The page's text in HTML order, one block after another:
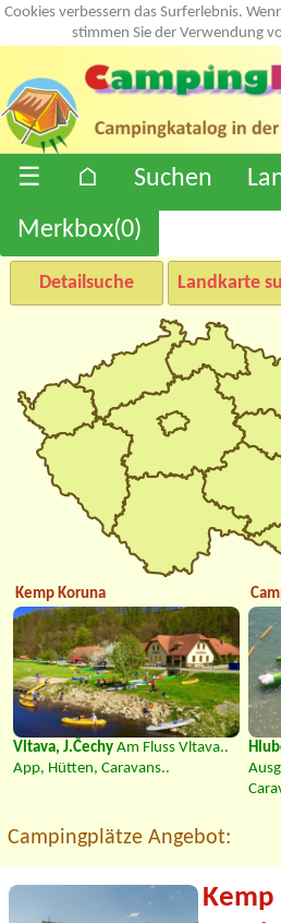
Cookies verbessern das Surferlebnis.
stimmen Sie der Verwendung
☰ ⌂ Suchen
Merkbox(0)
Detailsuche Landkarte
Kemp Koruna
Vltava, J.Čechy Am Fluss Vltava..
App, Hütten, Caravans..
Campingplätze Angebot:
Kemp